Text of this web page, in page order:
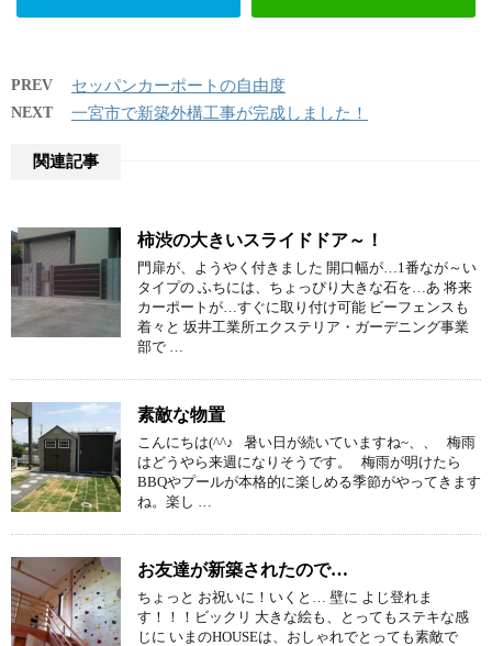
PREV セッパンカーポートの自由度
NEXT 一宮市で新築外構工事が完成しました！
関連記事
柿渋の大きいスライドドア～！
門扉が、ようやく付きました 開口幅が…1番なが～い
タイプの ふちには、ちょっぴり大きな石を…あ 将来
カーポートが…すぐに取り付け可能 ビーフェンスも
着々と 坂井工業所エクステリア・ガーデニング事業
部で …
素敵な物置
こんにちは(^^♪ 暑い日が続いていますね~、、 梅雨
はどうやら来週になりそうです。 梅雨が明けたら
BBQやプールが本格的に楽しめる季節がやってきます
ね。楽し …
お友達が新築されたので…
ちょっと お祝いに！いくと… 壁に よじ登れま
す！！！ビックリ 大きな絵も、とってもステキな感
じに いまのHOUSEは、おしゃれでとっても素敵で